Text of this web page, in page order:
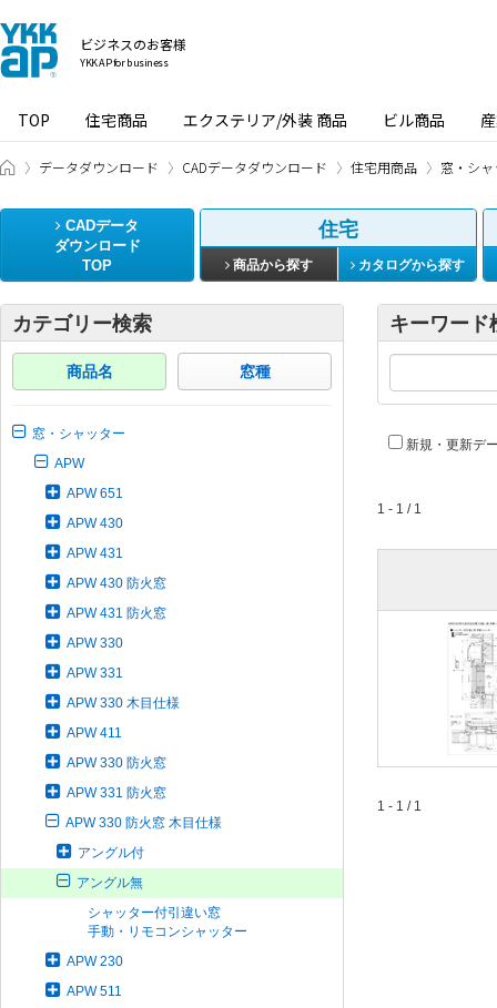
ビジネスのお客様
YKK AP for business
TOP 住宅商品 エクステリア/外装 商品 ビル商品
ビジネスのお客様 HOME
データダウンロード CADデータダウンロード 住宅用商品 窓・シ
CADデータ
ダウンロード
TOP
住宅
商品から探す カタログから探す
カテゴリー検索
商品名 窓種
窓・シャッター
APW
APW 651
APW 430
APW 431
APW 430 防火窓
APW 431 防火窓
APW 330
APW 331
APW 330 木目仕様
APW 411
APW 330 防火窓
APW 331 防火窓
APW 330 防火窓 木目仕様
アングル付
アングル無
シャッター付引違い窓
手動・リモコンシャッター
APW 230
APW 511
キーワード
新規・更新デ
1 - 1 / 1
1 - 1 / 1